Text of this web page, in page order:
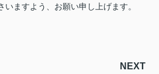
ますよう、お願い申し上げます。
NEXT